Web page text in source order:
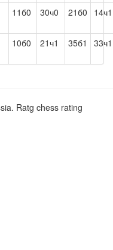
11б0 30ч0 21б0 14ч1
10б0 21ч1 35б1 33ч1
Ratg chess rating